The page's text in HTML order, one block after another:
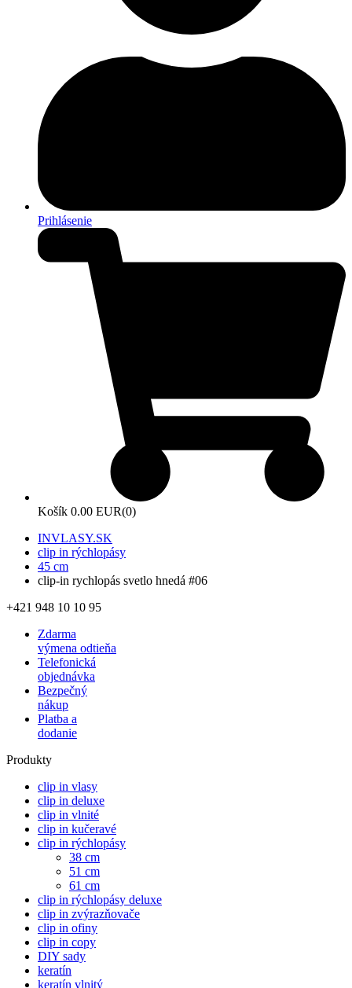
Prihlásenie
Košík 0.00 EUR(0)
INVLASY.SK
clip in rýchlopásy
45 cm
clip-in rychlopás svetlo hnedá #06
+421 948 10 10 95
Zdarma
výmena odtieňa
Telefonická
objednávka
Bezpečný
nákup
Platba a
dodanie
Produkty
clip in vlasy
clip in deluxe
clip in vlnité
clip in kučeravé
clip in rýchlopásy
38 cm
51 cm
61 cm
clip in rýchlopásy deluxe
clip in zvýrazňovače
clip in ofiny
clip in copy
DIY sady
keratín
keratín vlnitý